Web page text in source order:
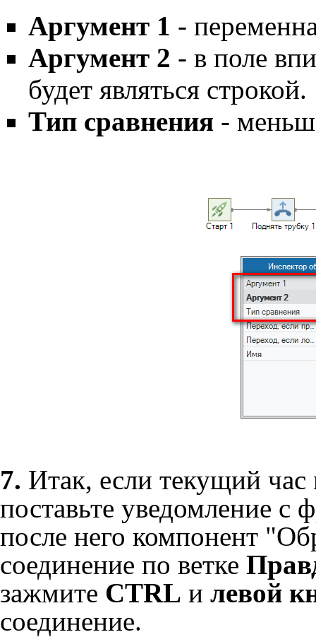
Аргумент 1 -
Аргумент 2 - в поле
будет являться строкой.
Тип сравнения -
7. Итак, если текущий
поставьте уведомление с
после него компонент
соединение по ветке
зажмите CTRL и левой
соединение.